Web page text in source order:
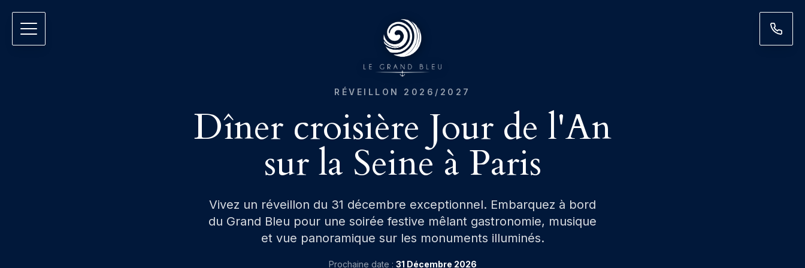
RÉVEILLON 2026/2027
Dîner croisière Jour de l'An
sur la Seine à Paris
Vivez un réveillon du 31 décembre exceptionnel. Embarquez à bord
du Grand Bleu pour une soirée festive mêlant gastronomie, musique
et vue panoramique sur les monuments illuminés.
Prochaine date : 31 Décembre 2026